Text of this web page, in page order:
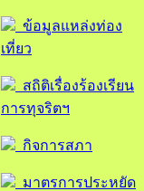
ข้อมูลแหล่งท่อง
เที่ยว
สถิติเรื่องร้องเรียน
การทุจริตฯ
กิจการสภา
มาตรการประหยัด